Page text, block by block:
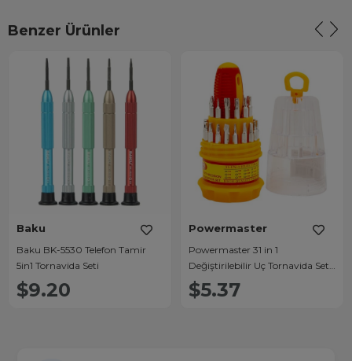
Benzer Ürünler
Baku
Baku BK-5530 Telefon Tamir
5in1 Tornavida Seti
$9.20
Powermaster
Powermaster 31 in 1
Değiştirilebilir Uç Tornavida Set
Huajun
$5.37